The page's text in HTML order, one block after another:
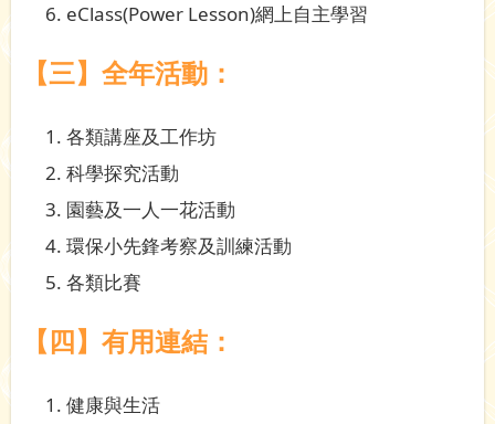
eClass(Power Lesson)網上自主學習
【三】全年活動：
各類講座及工作坊
科學探究活動
園藝及一人一花活動
環保小先鋒考察及訓練活動
各類比賽
【四】有用連結：
健康與生活